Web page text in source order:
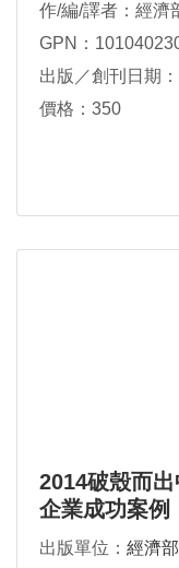
作/編/譯者：經濟
GPN：
出版／創刊日期
價格：350
2014破殼而
企業成功案例
出版單位： 經濟